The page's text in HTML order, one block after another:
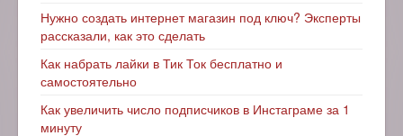
Нужно создать интернет магазин под ключ? Эксперты
рассказали, как это сделать
Как набрать лайки в Тик Ток бесплатно и
самостоятельно
Как увеличить число подписчиков в Инстаграме за 1
минуту